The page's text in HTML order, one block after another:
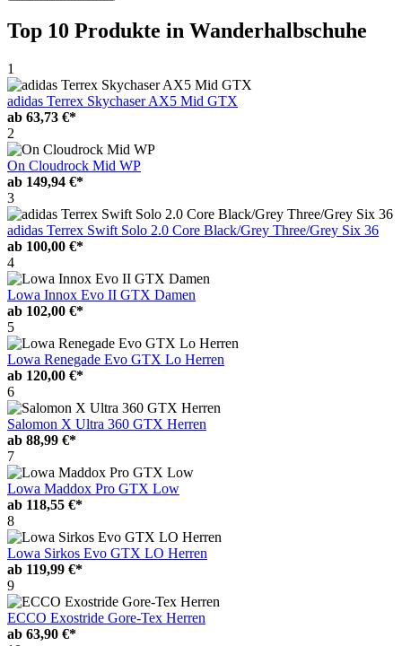
Top 10 Produkte in Wanderhalbschuhe
1
adidas Terrex Skychaser AX5 Mid GTX
ab 63,73 €*
2
On Cloudrock Mid WP
ab 149,94 €*
3
adidas Terrex Swift Solo 2.0 Core Black/Grey Three/Grey Six 36
ab 100,00 €*
4
Lowa Innox Evo II GTX Damen
ab 102,00 €*
5
Lowa Renegade Evo GTX Lo Herren
ab 120,00 €*
6
Salomon X Ultra 360 GTX Herren
ab 88,99 €*
7
Lowa Maddox Pro GTX Low
ab 118,55 €*
8
Lowa Sirkos Evo GTX LO Herren
ab 119,99 €*
9
ECCO Exostride Gore-Tex Herren
ab 63,90 €*